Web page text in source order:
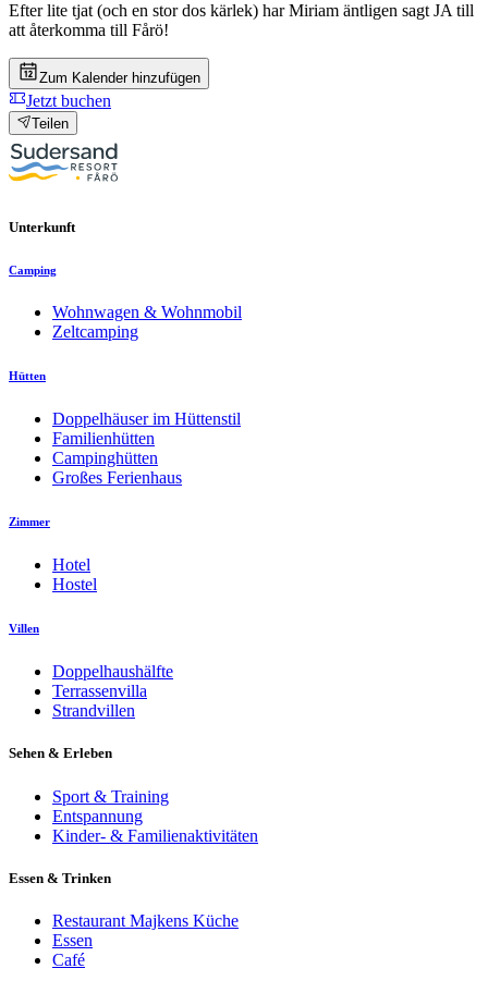
Efter lite tjat (och en stor dos kärlek) har Miriam äntligen sagt JA till
att återkomma till Fårö!
Zum Kalender hinzufügen
Jetzt buchen
Teilen
Unterkunft
Camping
Wohnwagen & Wohnmobil
Zeltcamping
Hütten
Doppelhäuser im Hüttenstil
Familienhütten
Campinghütten
Großes Ferienhaus
Zimmer
Hotel
Hostel
Villen
Doppelhaushälfte
Terrassenvilla
Strandvillen
Sehen & Erleben
Sport & Training
Entspannung
Kinder- & Familienaktivitäten
Essen & Trinken
Restaurant Majkens Küche
Essen
Café